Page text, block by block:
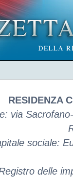
RESIDENZA
via
sociale:
delle